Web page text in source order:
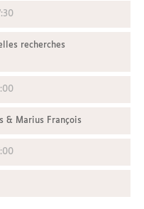
recherches
& Marius François